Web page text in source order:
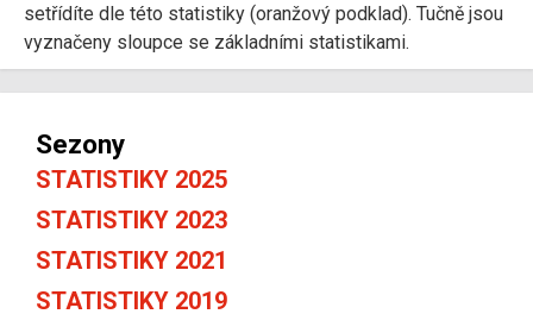
setřídíte dle této statistiky (oranžový podklad). Tučně jsou
vyznačeny sloupce se základními statistikami.
Sezony
STATISTIKY 2025
STATISTIKY 2023
STATISTIKY 2021
STATISTIKY 2019